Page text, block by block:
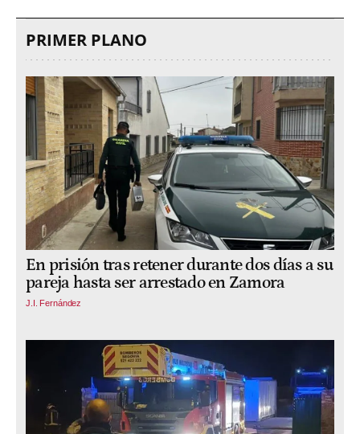
PRIMER PLANO
En prisión tras retener durante dos días a su
pareja hasta ser arrestado en Zamora
J.I. Fernández